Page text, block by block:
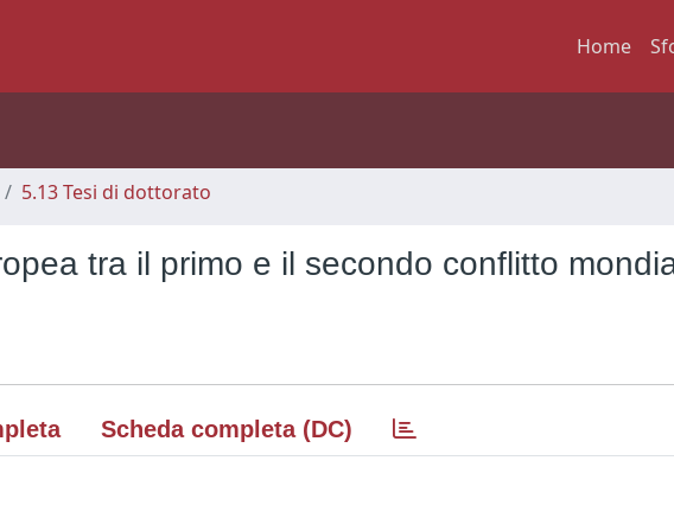
Home
5.13 Tesi di dottorato
tra il primo e il secondo conflitto
Scheda completa (DC)